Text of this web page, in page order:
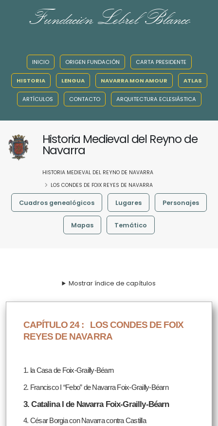
Fundación Lebrel Blanco
INICIO ORIGEN FUNDACIÓN CARTA PRESIDENTE
HISTORIA LENGUA NAVARRA MON AMOUR ATLAS
ARTÍCULOS CONTACTO ARQUITECTURA ECLESIÁSTICA
Historia Medieval del Reyno de
Navarra
HISTORIA MEDIEVAL DEL REYNO DE NAVARRA
LOS CONDES DE FOIX REYES DE NAVARRA
Cuadros genealógicos Lugares Personajes
Mapas Temático
Mostrar índice de capítulos
CAPÍTULO 24 : LOS CONDES DE FOIX
REYES DE NAVARRA
1. la Casa de Foix-Grailly-Béarn
2. Francisco I “Febo” de Navarra Foix-Grailly-Béarn
3. Catalina I de Navarra Foix-Grailly-Béarn
4. César Borgia con Navarra contra Castilla